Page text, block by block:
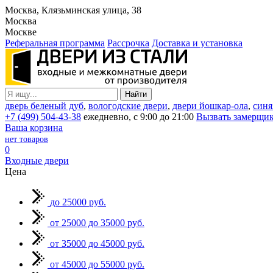
Москва, Клязьминская улица, 38
Москва
Москве
Реферальная программа Рассрочка Доставка и установка
дверь беленый дуб, вологодские двери, двери йошкар-ола,
+7 (499) 504-43-38 ежедневно, с 9:00 до 21:00 Вызвать
Ваша корзина
нет товаров
0
Входные двери
Цена
до 25000 руб.
от 25000 до 35000 руб.
от 35000 до 45000 руб.
от 45000 до 55000 руб.